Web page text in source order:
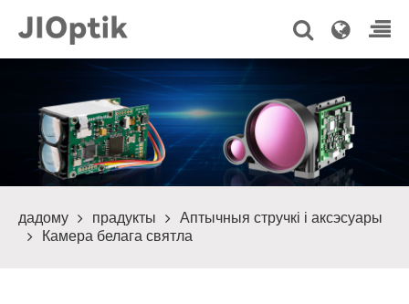
дадому прадукты
Аптычныя стручкі і аксэсуары
Камера белага святла